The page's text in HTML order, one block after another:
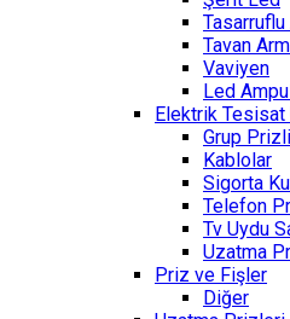
Tavan
Vaviyen
Led
Elektrik Tesisat
Grup
Kablolar
Sigorta
Telefon
Tv Uydu
Uzatma
Priz ve Fişler
Diğer